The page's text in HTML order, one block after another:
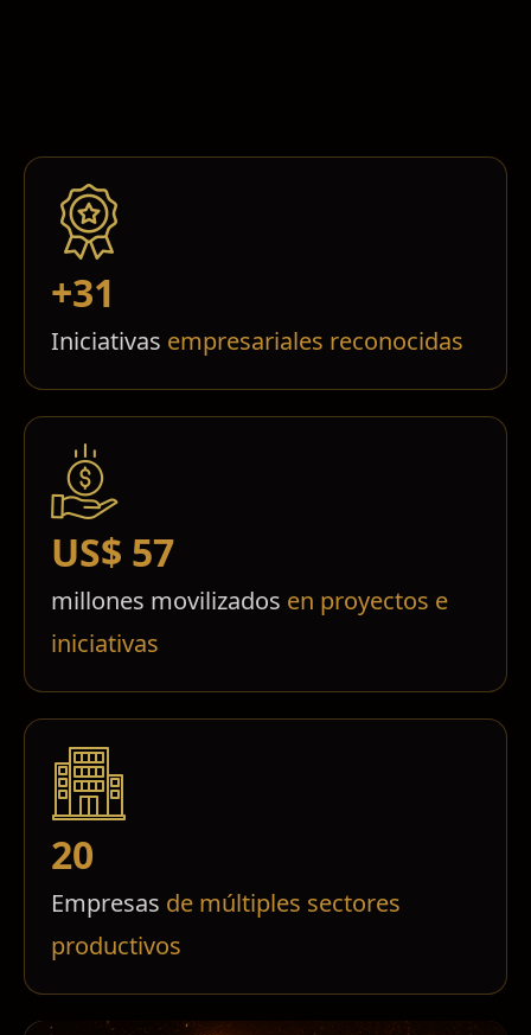
+31
Iniciativas empresariales reconocidas
US$ 57
millones movilizados en proyectos e
iniciativas
20
Empresas de múltiples sectores
productivos